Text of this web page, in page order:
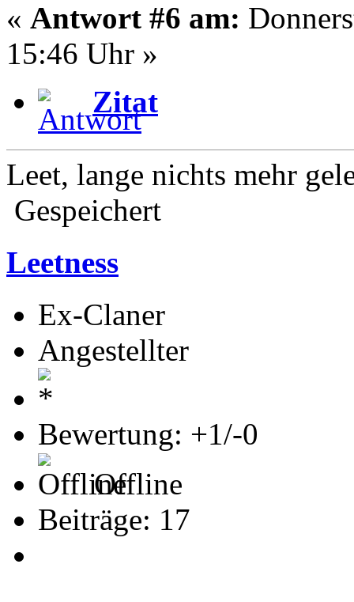
« Antwort #6 am:
15:46 Uhr »
Zitat
Leet, lange nichts mehr
Gespeichert
Leetness
Ex-Claner
Angestellter
Bewertung: +1/-0
Offline
Beiträge: 17